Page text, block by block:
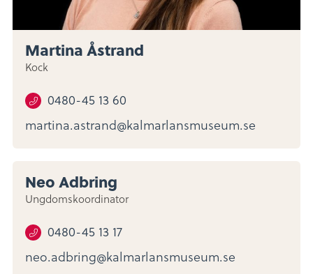
Martina Åstrand
Kock
0480-45 13 60
martina.astrand@kalmarlansmuseum.se
Neo Adbring
Ungdomskoordinator
0480-45 13 17
neo.adbring@kalmarlansmuseum.se